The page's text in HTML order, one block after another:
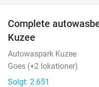
Complete
Kuzee
Autowaspark Kuzee
Goes (+2 lokationer)
Solgt: 2.651